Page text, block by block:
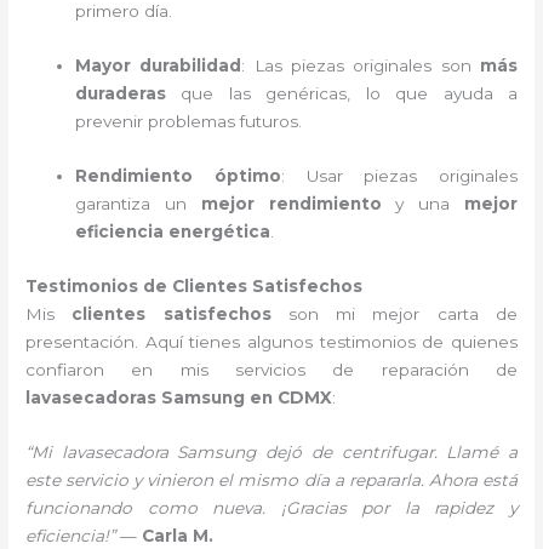
primero día.
Mayor durabilidad : Las piezas originales son más
duraderas que las genéricas, lo que ayuda a
prevenir problemas futuros.
Rendimiento óptimo: Usar piezas originales
garantiza un mejor rendimiento y una mejor
eficiencia energética
Testimonios de Clientes Satisfechos
Mis clientes satisfechosson mi mejor carta de
presentación. Aquí tienes algunos testimonios de quienes
confiaron en mis servicios de reparación de
lavasecadoras Samsung en CDMX:
“Mi lavasecadora Samsung dejó de centrifugar. Llamé a
este servicio y vinieron el mismo día a repararla. Ahora está
funcionando como nueva. ¡Gracias por la rapidez y
eficiencia!”— Carla M.